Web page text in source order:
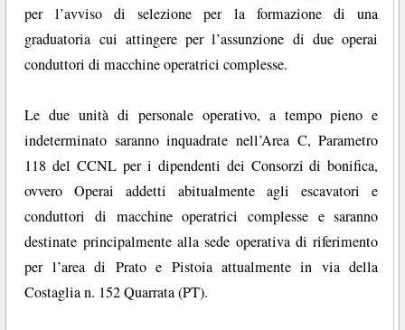
per l’avviso di selezione per la formazione di una
graduatoria cui attingere per l’assunzione di due operai
conduttori di macchine operatrici complesse.
Le due unità di personale operativo, a tempo pieno e
indeterminato saranno inquadrate nell’Area C, Parametro
118 del CCNL per i dipendenti dei Consorzi di bonifica,
ovvero Operai addetti abitualmente agli escavatori e
conduttori di macchine operatrici complesse e saranno
destinate principalmente alla sede operativa di riferimento
per l’area di Prato e Pistoia attualmente in via della
Costaglia n. 152 Quarrata (PT).